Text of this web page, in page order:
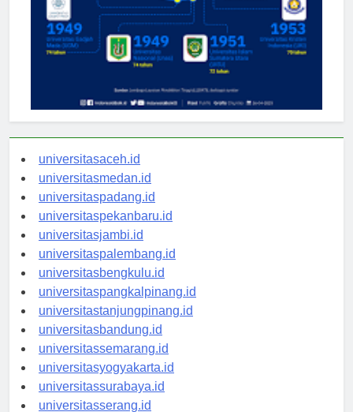
universitasaceh.id
universitasmedan.id
universitaspadang.id
universitaspekanbaru.id
universitasjambi.id
universitaspalembang.id
universitasbengkulu.id
universitaspangkalpinang.id
universitastanjungpinang.id
universitasbandung.id
universitassemarang.id
universitasyogyakarta.id
universitassurabaya.id